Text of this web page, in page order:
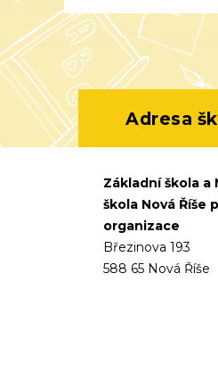
Adresa
Základní škola a
škola Nová Říše
organizace
Březinova 193
588 65 Nová Říše